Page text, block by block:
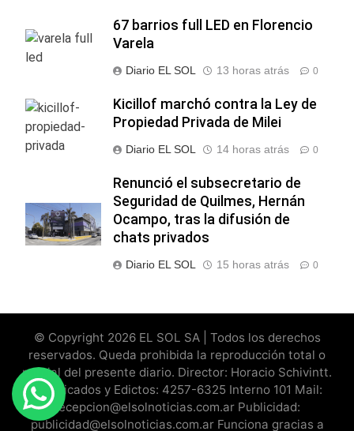
67 barrios full LED en Florencio
Varela
Diario EL SOL 13 horas atrás 0
Kicillof marchó contra la Ley de
Propiedad Privada de Milei
Diario EL SOL 14 horas atrás 0
Renunció el subsecretario de
Seguridad de Quilmes, Hernán
Ocampo, tras la difusión de
chats privados
Diario EL SOL 15 horas atrás 0
© Copyright 2026 EL SOL SA | Todos los derechos
reservados. Queda prohibida la reproducción total o
parcial del presente diario. Director: Horacio Schivintt.
Clasificados y Edictos: 4257-6325 Interno 101 Mail:
recepcion@elsolnoticias.com.ar Publicidad:
publicidad@elsolnoticias.com.ar Funciona gracias a